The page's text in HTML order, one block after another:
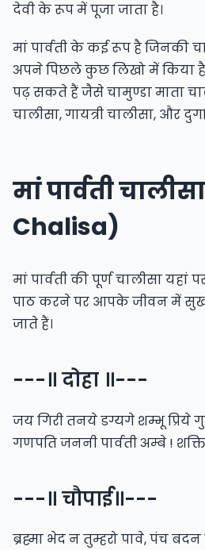
देवी के रूप में पूजा जाता है।
मां पार्वती के कई रूप है जिनकी
अपने पिछले कुछ लिखो में किया
पढ़ सकते हैं जैसेचामुण्डा माता
चालीसा,गायत्री चालीसा, और
मां पार्वती
Chalisa)
मां पार्वती की पूर्ण चालीसा यहां
पाठ करने पर आपके जीवन में
जाते हैं।
---॥ दोहा ॥---
जय गिरी तनये डग्यगे शम्भू प्रिये
गणपति जननी पार्वती अम्बे ! शक्ति
---॥ चौपाई॥---
ब्रह्मा भेद न तुम्हरो पावे, पंच